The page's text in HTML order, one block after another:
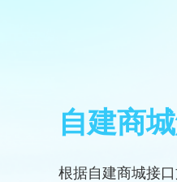
自建商
根据自建商城接